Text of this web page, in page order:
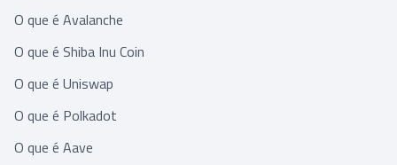
O que é Avalanche
O que é Shiba Inu Coin
O que é Uniswap
O que é Polkadot
O que é Aave